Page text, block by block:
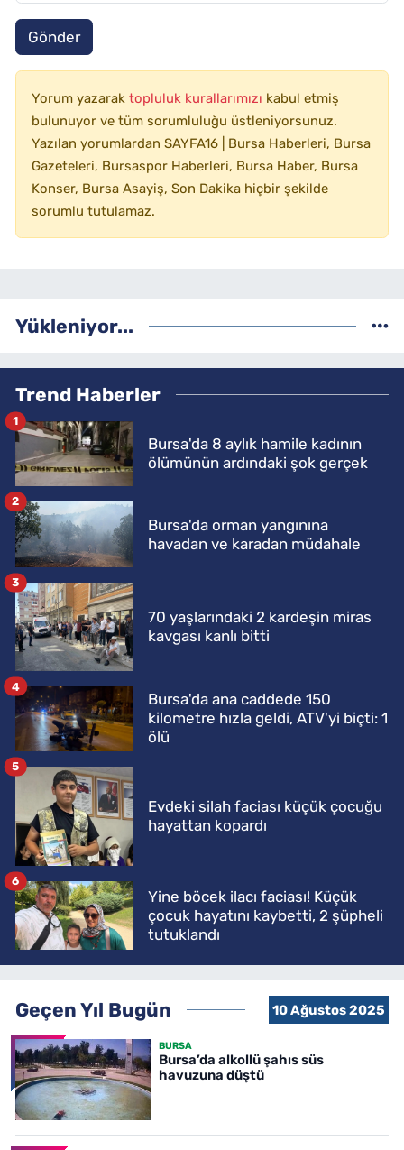
Gönder
Yorum yazarak topluluk kurallarımızı kabul etmiş
bulunuyor ve tüm sorumluluğu üstleniyorsunuz.
Yazılan yorumlardan SAYFA16 | Bursa Haberleri, Bursa
Gazeteleri, Bursaspor Haberleri, Bursa Haber, Bursa
Konser, Bursa Asayiş, Son Dakika hiçbir şekilde
sorumlu tutulamaz.
Yükleniyor...
Trend Haberler
Bursa'da 8 aylık hamile kadının
ölümünün ardındaki şok gerçek
1
Bursa'da orman yangınına
havadan ve karadan müdahale
2
70 yaşlarındaki 2 kardeşin miras
kavgası kanlı bitti
3
Bursa'da ana caddede 150
kilometre hızla geldi, ATV'yi biçti: 1
ölü
4
Evdeki silah faciası küçük çocuğu
hayattan kopardı
5
Yine böcek ilacı faciası! Küçük
çocuk hayatını kaybetti, 2 şüpheli
tutuklandı
6
Geçen Yıl Bugün 10 Ağustos 2025
BURSA
Bursa’da alkollü şahıs süs
havuzuna düştü